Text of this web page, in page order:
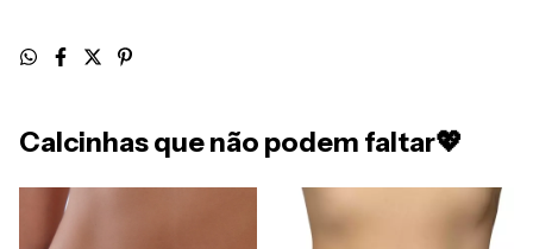
Calcinhas que não podem faltar💖